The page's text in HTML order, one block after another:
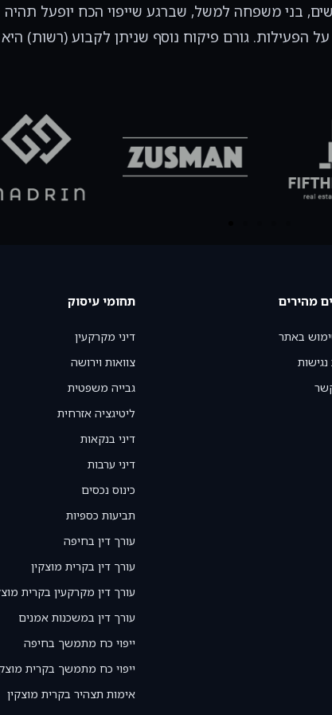
בני משפחה למשל, שברגע שייפוי הכח יופעל תהיה
הפעילות. גורם פיקוח נוסף שניתן לקבוע (רשות)
מהירים
באתר
תחומי עיסוק
דיני מקרקעין
צוואות וירושה
גבייה משפטית
ליטיגציה אזרחית
דיני בנקאות
דיני ערבות
כינוס נכסים
תביעות כספיות
עורך דין בחיפה
עורך דין בקרית מוצקין
עורך דין מקרקעין בקרית
עורך דין במשכנות אמנים
ייפוי כח מתמשך בחיפה
ייפוי כח מתמשך בקרית
אימות תצהיר בקרית מוצקין